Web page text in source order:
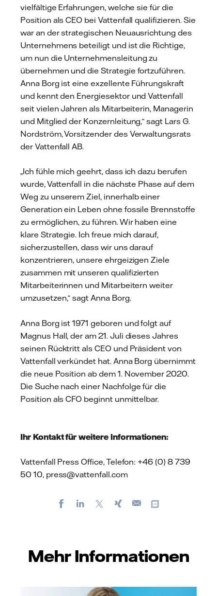
vielfältige Erfahrungen, welche sie für die
Position als CEO bei Vattenfall qualifizieren. Sie
war an der strategischen Neuausrichtung des
Unternehmens beteiligt und ist die Richtige,
um nun die Unternehmensleitung zu
übernehmen und die Strategie fortzuführen.
Anna Borg ist eine exzellente Führungskraft
und kennt den Energiesektor und Vattenfall
seit vielen Jahren als Mitarbeiterin, Managerin
und Mitglied der Konzernleitung,“ sagt Lars G.
Nordström, Vorsitzender des Verwaltungsrats
der Vattenfall AB.
„Ich fühle mich geehrt, dass ich dazu berufen
wurde, Vattenfall in die nächste Phase auf dem
Weg zu unserem Ziel, innerhalb einer
Generation ein Leben ohne fossile Brennstoffe
zu ermöglichen, zu führen. Wir haben eine
klare Strategie. Ich freue mich darauf,
sicherzustellen, dass wir uns darauf
konzentrieren, unsere ehrgeizigen Ziele
zusammen mit unseren qualifizierten
Mitarbeiterinnen und Mitarbeitern weiter
umzusetzen,“ sagt Anna Borg.
Anna Borg ist 1971 geboren und folgt auf
Magnus Hall, der am 21. Juli dieses Jahres
seinen Rücktritt als CEO und Präsident von
Vattenfall verkündet hat. Anna Borg übernimmt
die neue Position ab dem 1. November 2020.
Die Suche nach einer Nachfolge für die
Position als CFO beginnt unmittelbar.
Ihr Kontakt für weitere Informationen:
Vattenfall Press Office, Telefon: +46 (0) 8 739
50 10, press@vattenfall.com
FacebookLinkedIn Xing
E-
Mehr Informationen